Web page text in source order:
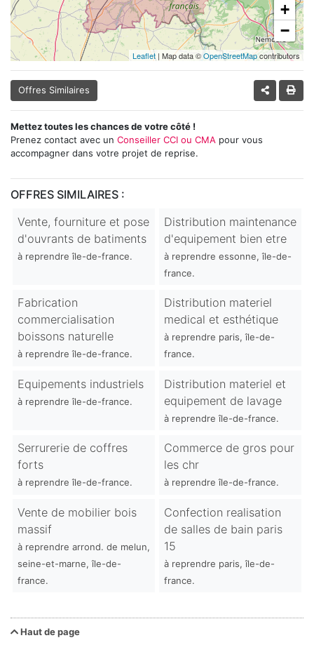
+
−
Leaflet | Map data ©OpenStreetMapcontributors
Offres Similaires
Mettez toutes les chances de votre côté !
Prenez contact avec un Conseiller CCI ou CMA pour vous
accompagner dans votre projet de reprise.
OFFRES SIMILAIRES :
Vente, fourniture et pose
d'ouvrants de batiments
à reprendre île-de-france.
Distribution maintenance
d'equipement bien etre
à reprendre essonne, île-de-
france.
Fabrication
commercialisation
boissons naturelle
à reprendre île-de-france.
Distribution materiel
medical et esthétique
à reprendre paris, île-de-
france.
Equipements industriels
à reprendre île-de-france.
Distribution materiel et
equipement de lavage
à reprendre île-de-france.
Serrurerie de coffres
forts
à reprendre île-de-france.
Commerce de gros pour
les chr
à reprendre île-de-france.
Vente de mobilier bois
massif
à reprendre arrond. de melun,
seine-et-marne, île-de-
france.
Confection realisation
de salles de bain paris
15
à reprendre paris, île-de-
france.
Haut de page